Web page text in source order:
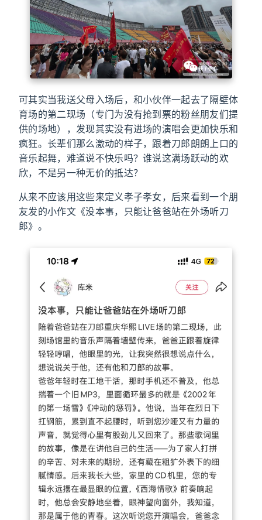
可其实当我送父母入场后，和小伙伴一起去了隔壁体
育场的第二现场（专门为没有抢到票的粉丝朋友们提
供的场地），发现其实没有进场的演唱会更加快乐和
疯狂。长辈们那么激动的样子，跟着刀郎朗朗上口的
音乐起舞，难道说不快乐吗？谁说这满场跃动的欢
欣，不是另一种无价的抵达？
从来不应该用这些来定义孝子孝女，后来看到一个朋
友发的小作文《没本事，只能让爸爸站在外场听刀
郎》。